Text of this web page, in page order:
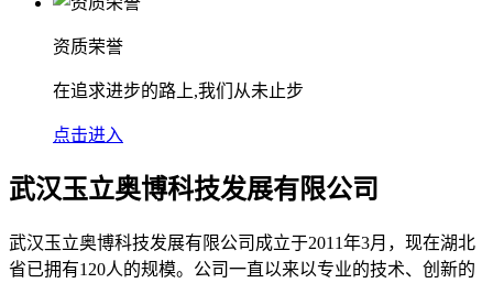
资质荣誉
在追求进步的路上,我们从未止步
点击进入
武汉玉立奥博科技发展有限公司
武汉玉立奥博科技发展有限公司成立于2011年3月，现在湖北
省已拥有120人的规模。公司一直以来以专业的技术、创新的